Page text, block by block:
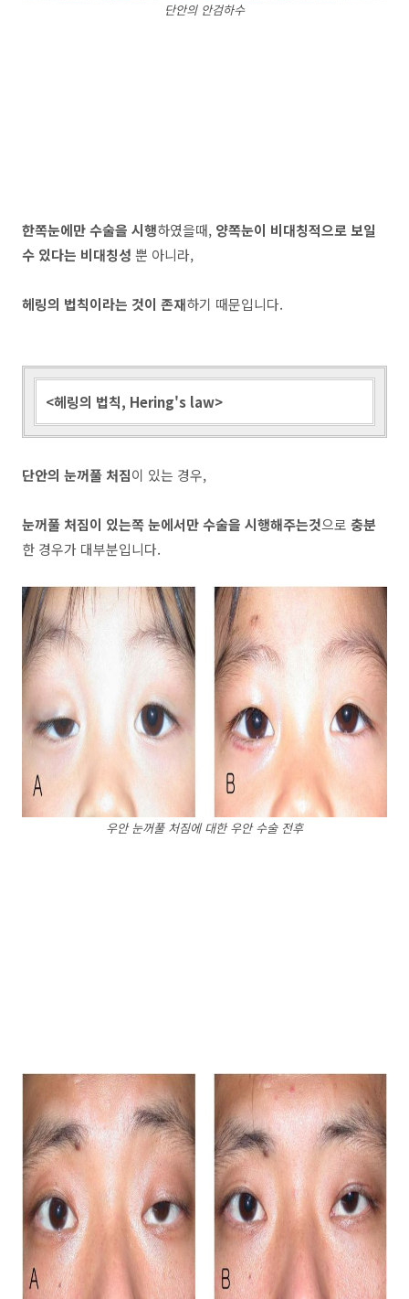
단안의 안검하수
한쪽눈에만 수술을 시행하였을때, 양쪽눈이 비대칭적으로 보일
수 있다는 비대칭성 뿐 아니라,
헤링의 법칙이라는 것이 존재하기 때문입니다.
<헤링의 법칙, Hering's law>
단안의 눈꺼풀 처짐이 있는 경우,
눈꺼풀 처짐이 있는쪽 눈에서만 수술을 시행해주는것으로 충분
한 경우가 대부분입니다.
우안 눈꺼풀 처짐에 대한 우안 수술 전후